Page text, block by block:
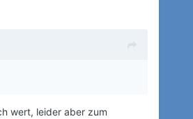
wert, leider aber zum